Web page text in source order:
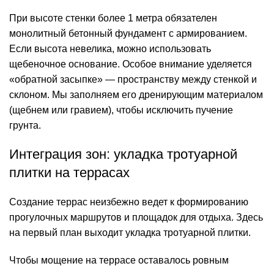
При высоте стенки более 1 метра обязателен
монолитный бетонный фундамент с армированием.
Если высота невелика, можно использовать
щебеночное основание. Особое внимание уделяется
«обратной засыпке» — пространству между стенкой и
склоном. Мы заполняем его дренирующим материалом
(щебнем или гравием), чтобы исключить пучение
грунта.
Интеграция зон: укладка тротуарной
плитки на террасах
Создание террас неизбежно ведет к формированию
прогулочных маршрутов и площадок для отдыха. Здесь
на первый план выходит укладка тротуарной плитки.
Чтобы мощение на террасе оставалось ровным